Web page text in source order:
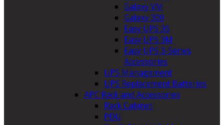
Galaxy VM
Galaxy 300
Easy UPS 3S
Easy UPS 3M
Easy UPS 3-Series
Accessories
UPS Management
UPS Replacement Batteries
APC Rack and Accessories
Rack Cabinet
PDU